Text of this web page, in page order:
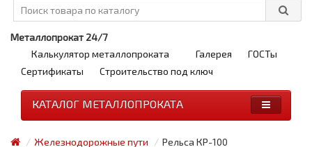
Металлопрокат 24/7
Калькулятор металлопроката
Галерея
ГОСТы
Сертификаты
Строительство под ключ
КАТАЛОГ МЕТАЛЛОПРОКАТА
Железнодорожные пути Рельса КР-100